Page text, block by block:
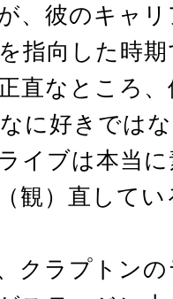
、彼のキャ
指向した時
直なところ
に好きでは
イブは本当
観）直してい
クラプトン